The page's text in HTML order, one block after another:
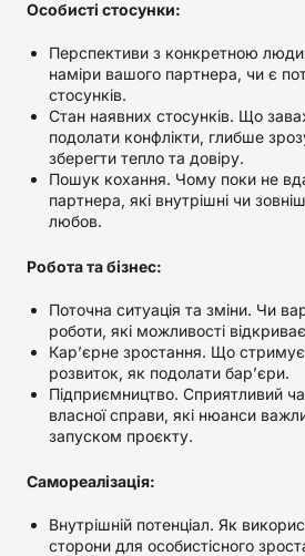
Особисті стосунки:
Перспективи з конкретною
наміри вашого партнера, чи є
стосунків.
Стан наявних стосунків. Що
подолати конфлікти, глибше
зберегти тепло та довіру.
Пошук кохання. Чому поки не
партнера, які внутрішні чи
любов.
Робота та бізнес:
Поточна ситуація та зміни. Чи
роботи, які можливості
Кар’єрне зростання. Що
розвиток, як подолати бар’єри.
Підприємництво. Сприятливий
власної справи, які нюанси
запуском проєкту.
Самореалізація:
Внутрішній потенціал. Як
сторони для особистісного